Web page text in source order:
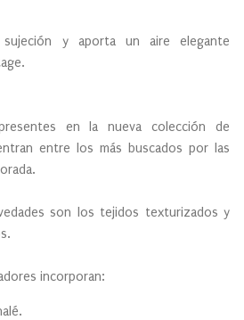
y aporta un aire elegante
en la nueva colección de
entre los más buscados por las
son los tejidos texturizados y
incorporan: